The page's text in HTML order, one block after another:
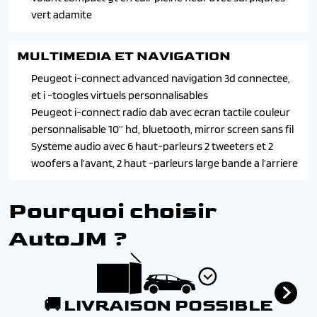
vert adamite
MULTIMEDIA ET NAVIGATION
Peugeot i-connect advanced navigation 3d connectee,
et i -toogles virtuels personnalisables
Peugeot i-connect radio dab avec ecran tactile couleur
personnalisable 10’’ hd, bluetooth, mirror screen sans fil
Systeme audio avec 6 haut-parleurs 2 tweeters et 2
woofers a l’avant, 2 haut -parleurs large bande a l’arriere
Pourquoi choisir
AutoJM ?
🚚 LIVRAISON POSSIBLE